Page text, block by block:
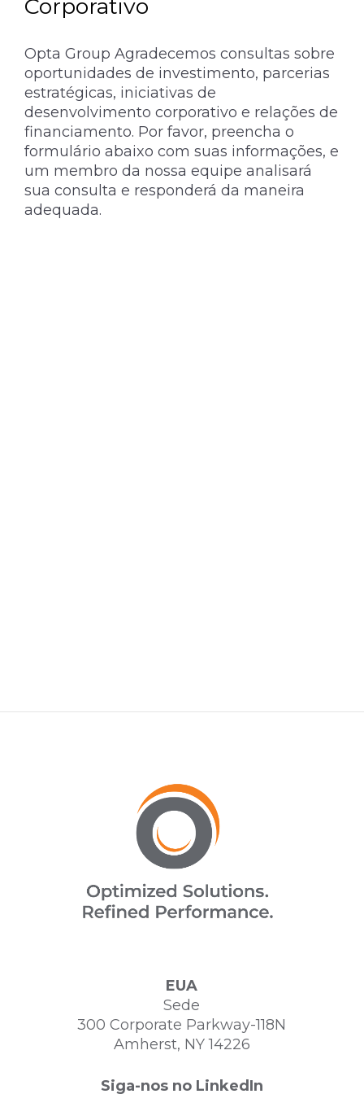
Corporativo
Opta Group Agradecemos consultas sobre
oportunidades de investimento, parcerias
estratégicas, iniciativas de
desenvolvimento corporativo e relações de
financiamento. Por favor, preencha o
formulário abaixo com suas informações, e
um membro da nossa equipe analisará
sua consulta e responderá da maneira
adequada.
EUA
Sede
300 Corporate Parkway-118N
Amherst, NY 14226
Siga-nos no LinkedIn